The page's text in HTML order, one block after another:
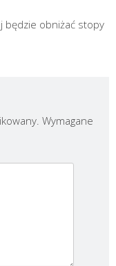
będzie obni­żać sto­py
Wymagane